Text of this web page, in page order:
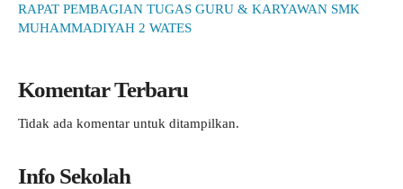
RAPAT PEMBAGIAN TUGAS GURU & KARYAWAN SMK
MUHAMMADIYAH 2 WATES
Komentar Terbaru
Tidak ada komentar untuk ditampilkan.
Info Sekolah